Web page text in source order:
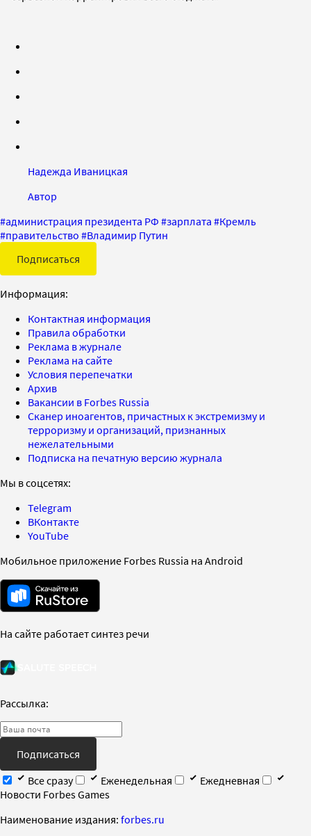
Надежда Иваницкая
Автор
#администрация президента РФ #зарплата #Кремль
#правительство #Владимир Путин
Подписаться
Информация:
Контактная информация
Правила обработки
Реклама в журнале
Реклама на сайте
Условия перепечатки
Архив
Вакансии в Forbes Russia
Сканер иноагентов, причастных к экстремизму и
терроризму и организаций, признанных
нежелательными
Подписка на печатную версию журнала
Мы в соцсетях:
Telegram
ВКонтакте
YouTube
Мобильное приложение Forbes Russia на Android
На сайте работает синтез речи
Рассылка:
Подписаться
Все сразу
Еженедельная
Ежедневная
Новости Forbes Games
Наименование издания: forbes.ru